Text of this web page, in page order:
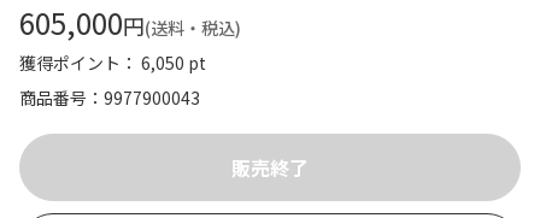
605,000円(送料・税込)
獲得ポイント： 6,050 pt
商品番号
9977900043